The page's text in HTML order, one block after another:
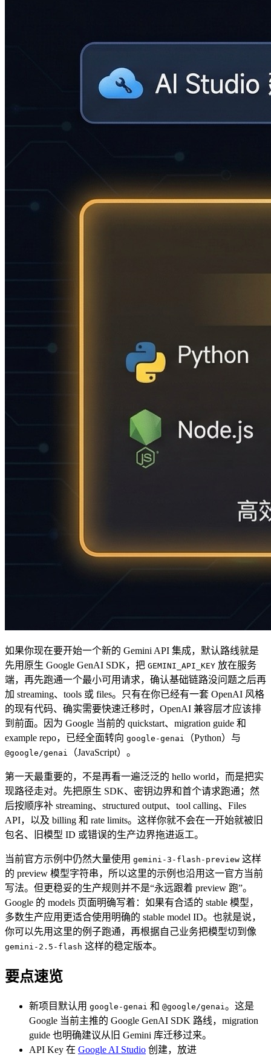
如果你现在要开始一个新的 Gemini API 集成，默认路线就是
先用原生 Google GenAI SDK，把 GEMINI_API_KEY 放在服务
端，再先跑通一个最小可用请求，确认基础链路没问题之后再
加 streaming、tools 或 files。只有在你已经有一套 OpenAI 风格
的现有代码、确实需要快速迁移时，OpenAI 兼容层才应该排
到前面。因为 Google 当前的 quickstart、migration guide 和
example repo，已经全面转向 google-genai （Python）与
@google/genai （JavaScript）。
第一天最重要的，不是再看一遍泛泛的 hello world，而是把实
现路径走对。先把原生 SDK、密钥边界和首个请求跑通；然
后按顺序补 streaming、structured output、tool calling、Files
API，以及 billing 和 rate limits。这样你就不会在一开始就被旧
包名、旧模型 ID 或错误的生产边界拖进返工。
当前官方示例中仍然大量使用 gemini-3-flash-preview 这样
的 preview 模型字符串，所以这里的示例也沿用这一官方当前
写法。但更稳妥的生产规则并不是“永远跟着 preview 跑”。
Google 的 models 页面明确写着：如果有合适的 stable 模型，
多数生产应用更适合使用明确的 stable model ID。也就是说，
你可以先用这里的例子跑通，再根据自己业务把模型切到像
gemini-2.5-flash 这样的稳定版本。
要点速览
新项目默认用 google-genai 和 @google/genai 。这是
Google 当前主推的 Google GenAI SDK 路线，migration
guide 也明确建议从旧 Gemini 库迁移过来。
API Key 在 Google AI Studio 创建，放进